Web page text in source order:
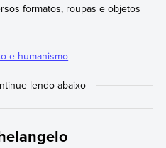
formatos, roupas e objetos
e humanismo